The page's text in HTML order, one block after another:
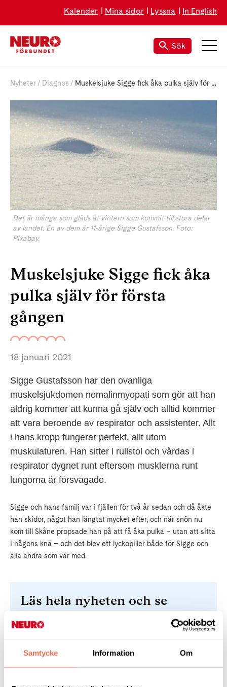
Samtycke Information Om
Kalender Mina sidor Lyssna In English
Sök
Nyheter Diagnos Muskelsjuke Sigge fick åka pulka själv för första gången
Det är många som gläds åt vintern som kommit till stora delar
av landet. En av dem är 11-årige Sigge Gustafsson. Foto:
Pixabay.
Muskelsjuke Sigge fick åka
pulka själv för första
gången
18 januari 2021
Sigge Gustafsson har den ovanliga
muskelsjukdomen nemalinmyopati som gör att han
aldrig kommer att kunna gå själv och alltid kommer
att vara beroende av respirator och assistenter. Allt
i hans kropp fungerar perfekt, allt utom
muskulaturen. Han sitter i rullstol och vårdas i
respirator dygnet runt eftersom musklerna runt
lungorna är försvagade.
Sigge och hans familj var i fjällen för två år sedan och då åkte
han skidor, något han längtat mycket efter, och när snön nu
kom till Skåne propsade han på att få åka pulka – utan att sitta
i någons knä – och det blev ett lyckopiller både för Sigge och
alla andra som var med.
Läs hela nyheten och se
videoklippet
Barometern